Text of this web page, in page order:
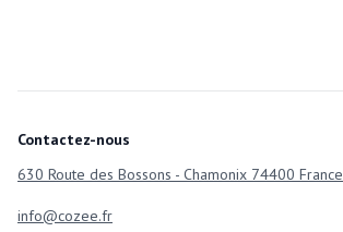
Contactez-nous
630 Route des Bossons - Chamonix 74400 France
info@cozee.fr